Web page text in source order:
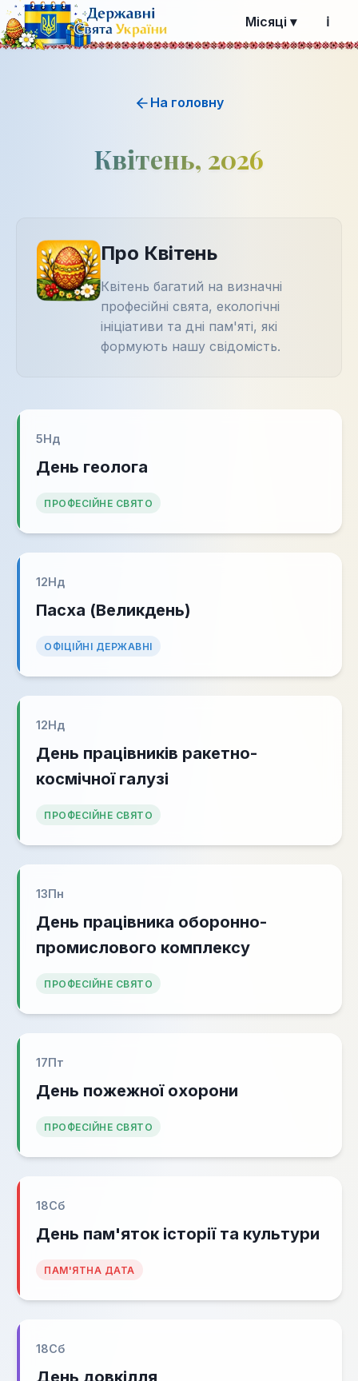
Місяці ▾ ℹ️
На головну
Квітень, 2026
Про Квітень
Квітень багатий на визначні
професійні свята, екологічні
ініціативи та дні пам'яті, які
формують нашу свідомість.
5Нд
День геолога
ПРОФЕСІЙНЕ СВЯТО
12Нд
Пасха (Великдень)
ОФІЦІЙНІ ДЕРЖАВНІ
12Нд
День працівників ракетно-
космічної галузі
ПРОФЕСІЙНЕ СВЯТО
13Пн
День працівника оборонно-
промислового комплексу
ПРОФЕСІЙНЕ СВЯТО
17Пт
День пожежної охорони
ПРОФЕСІЙНЕ СВЯТО
18Сб
День пам'яток історії та культури
ПАМ'ЯТНА ДАТА
18Сб
День довкілля